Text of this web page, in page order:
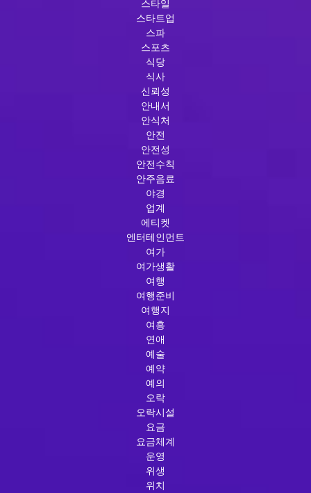
스타일
스타트업
스파
스포츠
식당
식사
신뢰성
안내서
안식처
안전
안전성
안전수칙
안주음료
야경
업계
에티켓
엔터테인먼트
여가
여가생활
여행
여행준비
여행지
여흥
연애
예술
예약
예의
오락
오락시설
요금
요금체계
운영
위생
위치